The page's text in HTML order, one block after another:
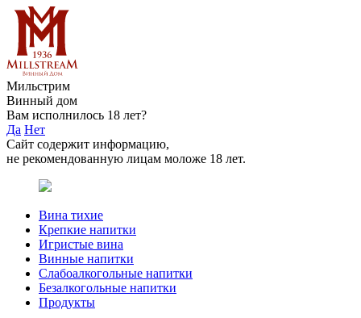
Мильстрим
Винный дом
Вам исполнилось 18 лет?
Да Нет
Сайт содержит информацию,
не рекомендованную лицам моложе 18 лет.
Вина тихие
Крепкие напитки
Игристые вина
Винные напитки
Слабоалкогольные напитки
Безалкогольные напитки
Продукты